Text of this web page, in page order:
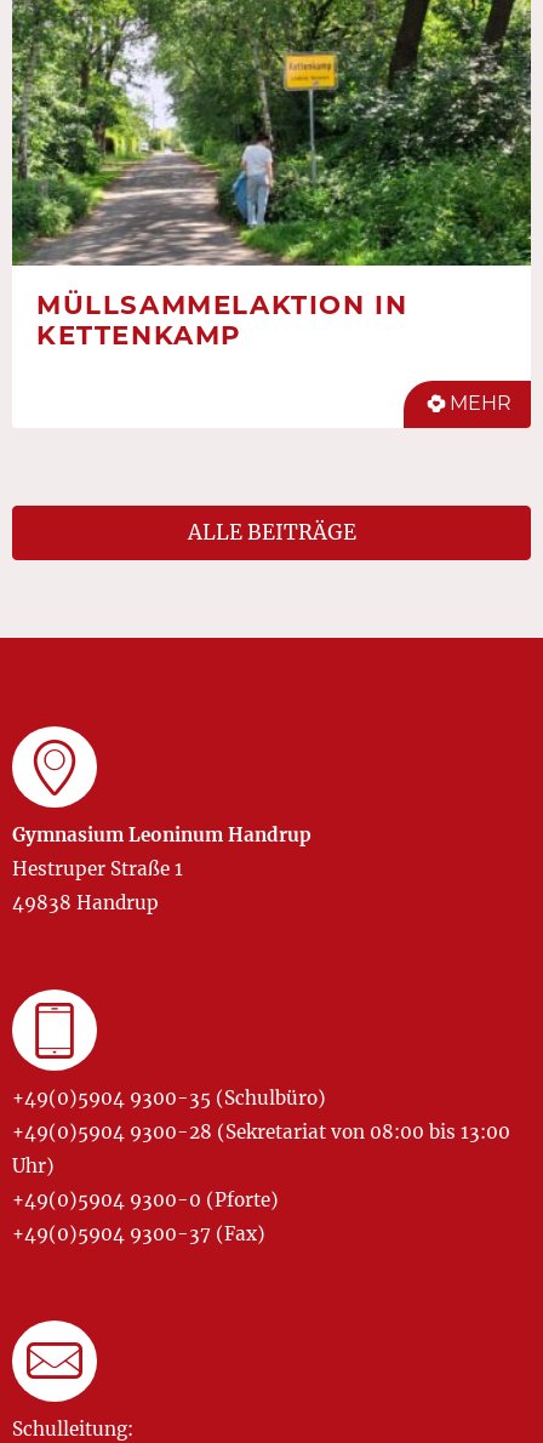
MÜLLSAMMELAKTION IN
KETTENKAMP
MEHR
ALLE BEITRÄGE
Gymnasium Leoninum Handrup
Hestruper Straße 1
49838 Handrup
+49(0)5904 9300-35 (Schulbüro)
+49(0)5904 9300-28 (Sekretariat von 08:00 bis 13:00
Uhr)
+49(0)5904 9300-0 (Pforte)
+49(0)5904 9300-37 (Fax)
Schulleitung: